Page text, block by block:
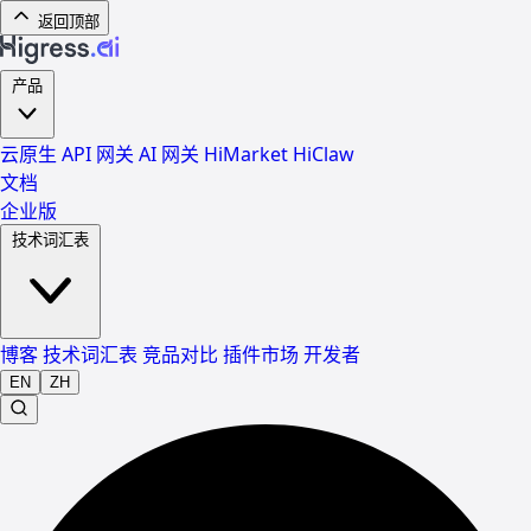
返回顶部
云原生 API 网关 AI 网关 HiMarket HiClaw
文档
企业版
博客技术词汇表 竞品对比 插件市场 开发者
EN ZH